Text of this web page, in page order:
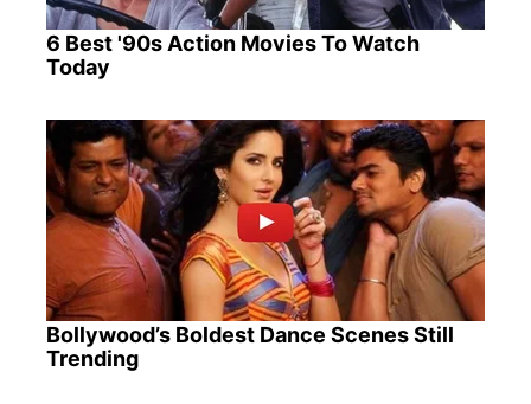
6 Best '90s Action Movies To Watch
Today
Bollywood’s Boldest Dance Scenes Still
Trending